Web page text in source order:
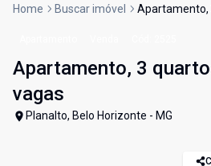
Home Buscar imóvel Apartamento,
Apartamento, 3
vagas
Planalto, Belo Horizonte - MG